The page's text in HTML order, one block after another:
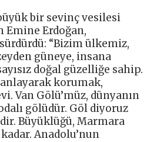
bir sevinç vesilesi
Emine Erdoğan,
“Bizim ülkemiz,
güneye, insana
doğal güzelliğe sahip.
korumak,
Van Gölü’müz, dünyanın
gölüdür. Göl diyoruz
Büyüklüğü, Marmara
Anadolu’nun